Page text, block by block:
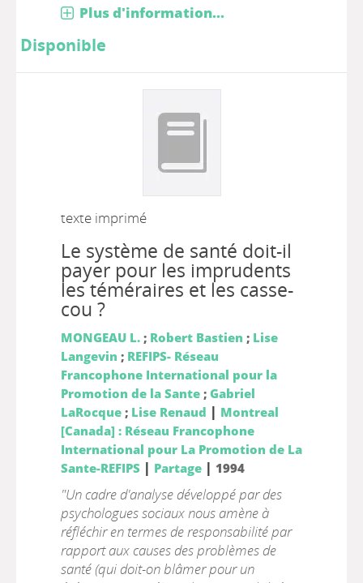
Plus d'information...
Disponible
texte imprimé
Le système de santé doit-il
payer pour les imprudents
les téméraires et les casse-
cou ?
MONGEAU L.; Robert Bastien ; Lise
Langevin ; REFIPS- Réseau
Francophone International pour la
Promotion de la Sante; Gabriel
LaRocque; Lise Renaud | Montreal
[Canada] : Réseau Francophone
International pour La Promotion de La
Sante-REFIPS | Partage| 1994
"Un cadre d'analyse développé par des
psychologues sociaux nous amène à
réfléchir en termes de responsabilité par
rapport aux causes des problèmes de
santé (qui doit-on blâmer pour un